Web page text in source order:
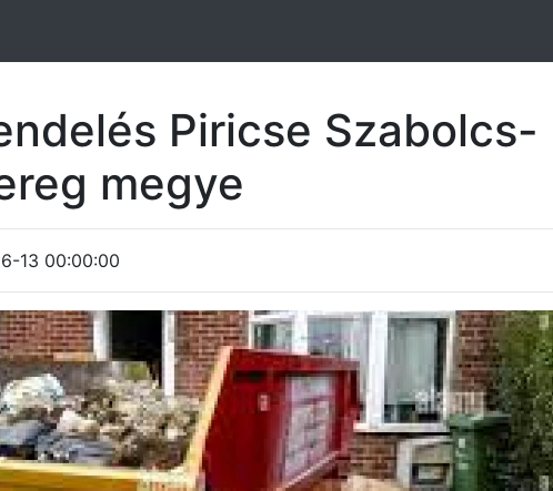
Piricse Szabolcs-
megye
13 00:00:00